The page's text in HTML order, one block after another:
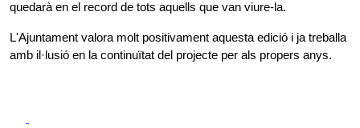
quedarà en el record de tots aquells que van viure-la.
L'Ajuntament valora molt positivament aquesta edició i ja treballa
amb il·lusió en la continuïtat del projecte per als propers anys.